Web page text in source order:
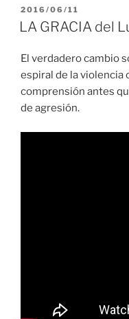
PUBLICADO
EL
2016/06/11
LA GRACIA del
El verdadero cambio
espiral de la violencia
comprensión antes
de agresión.